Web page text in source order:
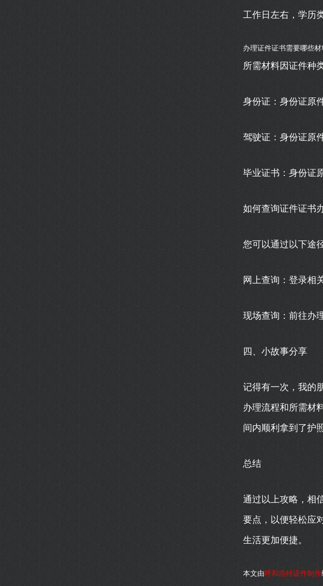
工作日左右，学历
办理证件证书需要哪些材
所需材料因证件种
身份证：身份证原
驾驶证：身份证原
毕业证书：身份证
如何查询证件证书
您可以通过以下途
网上查询：登录相
现场查询：前往办
四、小故事分享
记得有一次，我的
办理流程和所需材
间内顺利拿到了护
总结
通过以上攻略，相
要点，以便轻松应
生活更加便捷。
本文由呼和浩特证件制作